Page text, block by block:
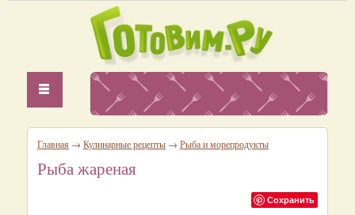
Главная → Кулинарные рецепты → Рыба и морепродукты
Рыба жареная
Сохранить